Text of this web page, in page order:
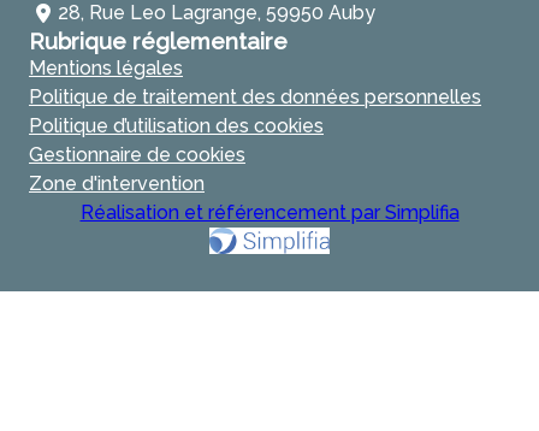
28, Rue Leo Lagrange, 59950 Auby
Rubrique réglementaire
Mentions légales
Politique de traitement des données personnelles
Politique d’utilisation des cookies
Gestionnaire de cookies
Zone d'intervention
Réalisation et référencement par Simplifia